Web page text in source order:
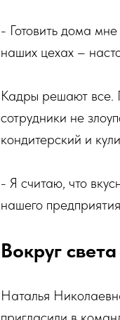
- Готовить дома мне
наших цехах –
Кадры решают все.
сотрудники не
кондитерский и
- Я считаю, что
нашего
Вокруг света
Наталья